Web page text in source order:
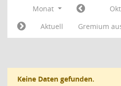
Monat
Aktuell
Gremium
Keine Daten gefunden.